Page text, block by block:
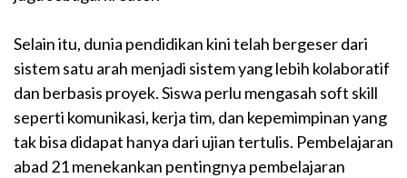
Selain itu, dunia pendidikan kini telah bergeser dari
sistem satu arah menjadi sistem yang lebih kolaboratif
dan berbasis proyek. Siswa perlu mengasah soft skill
seperti komunikasi, kerja tim, dan kepemimpinan yang
tak bisa didapat hanya dari ujian tertulis. Pembelajaran
abad 21 menekankan pentingnya pembelajaran